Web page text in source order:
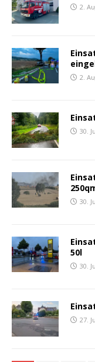
2.
2.
30.
30.
50l
30.
27.